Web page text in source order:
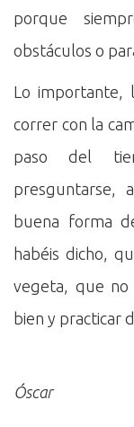
porque
obstáculos o
Lo importante,
correr con la
paso del
presguntarse,
buena forma
habéis dicho,
vegeta, que no
bien y practicar
Óscar